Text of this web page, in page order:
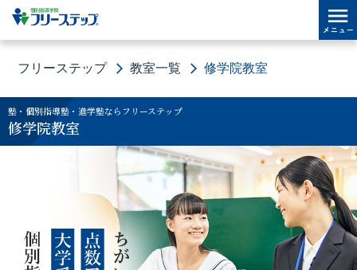
フリーステップ 教室一覧 修学院教室
塾・個別指導塾・進学塾ならフリーステップ
修学院教室